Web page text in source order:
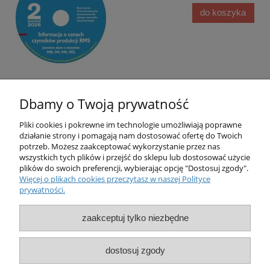
do koszyka
O nas
Obsługa klienta
Moje konto
Dbamy o Twoją prywatność
Pliki cookies i pokrewne im technologie umożliwiają poprawne
działanie strony i pomagają nam dostosować ofertę do Twoich
potrzeb. Możesz zaakceptować wykorzystanie przez nas
wszystkich tych plików i przejść do sklepu lub dostosować użycie
plików do swoich preferencji, wybierając opcję "Dostosuj zgody".
Więcej o plikach cookies przeczytasz w naszej Polityce
prywatności.
zaakceptuj tylko niezbędne
dostosuj zgody